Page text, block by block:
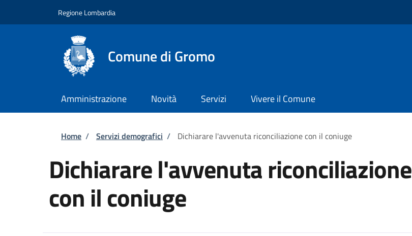
Regione Lombardia
Comune di Gromo
Amministrazione Novità Servizi Vivere il Comune
Briciole di pane
Home / Servizi demografici / Dichiarare l'avvenuta riconciliazione con il coniuge
Dichiarare l'avvenuta riconciliazione
con il coniuge